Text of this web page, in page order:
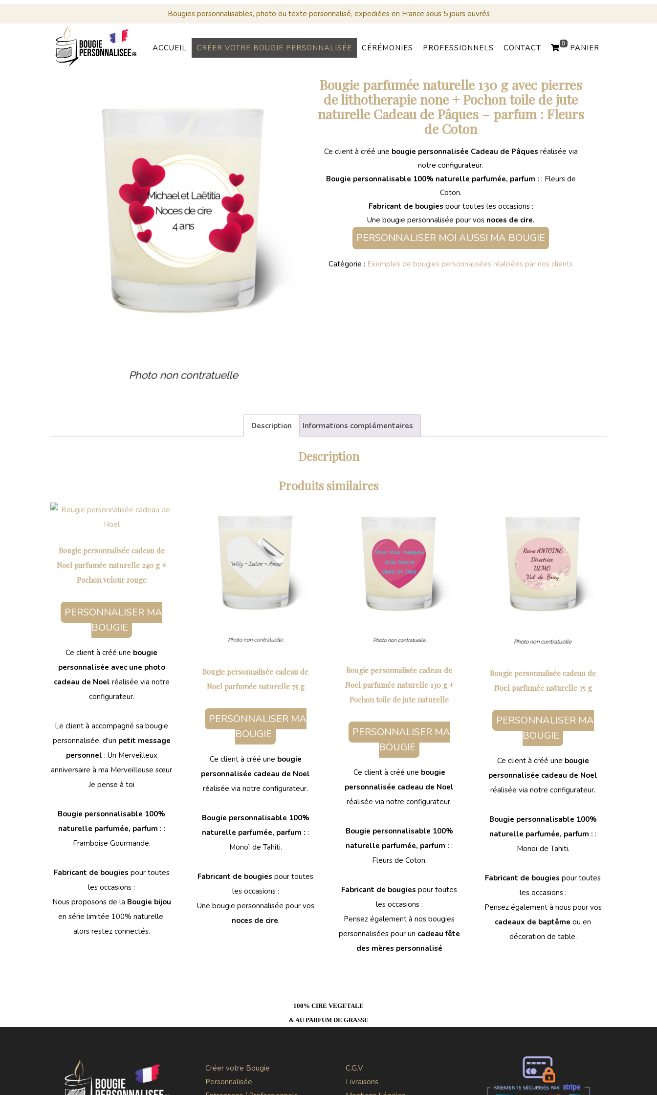
Bougies personnalisables, photo ou texte personnalisé, expediées en France sous 5 jours ouvrés
ACCUEIL CRÉER VOTRE BOUGIE PERSONNALISÉE CÉRÉMONIES
BOUGIES MARIAGE
PERSONNALISÉES
PROFESSIONNELS CONTACT 0 PANIER
Panier
Votre panier est vide.
Bougie parfumée naturelle 130 g avec pierres
de lithotherapie none + Pochon toile de jute
naturelle Cadeau de Pâques – parfum : Fleurs
de Coton
Ce client à créé une bougie personnalisée Cadeau de Pâques réalisée via
notre configurateur.
Bougie personnalisable 100% naturelle parfumée, parfum : : Fleurs de
Coton.
Fabricant de bougies pour toutes les occasions :
Une bougie personnalisée pour vos noces de cire.
PERSONNALISER MOI AUSSI MA BOUGIE
Catégorie : Exemples de bougies personnalisées réalisées par nos clients
Description Informations complémentaires
Description
Produits similaires
Bougie personnalisée cadeau de
Noel parfumée naturelle 240 g +
Pochon velour rouge
PERSONNALISER MA
BOUGIE
Ce client à créé une bougie
personnalisée avec une photo
cadeau de Noel réalisée via notre
configurateur.
Le client à accompagné sa bougie
personnalisée, d'un petit message
personnel : Un Merveilleux
anniversaire à ma Merveilleuse sœur
Je pense à toi
Bougie personnalisable 100%
naturelle parfumée, parfum : :
Framboise Gourmande.
Fabricant de bougies pour toutes
les occasions :
Nous proposons de la Bougie bijou
en série limitée 100% naturelle,
alors restez connectés.
Bougie personnalisée cadeau de
Noel parfumée naturelle 75 g
PERSONNALISER MA
BOUGIE
Ce client à créé une bougie
personnalisée cadeau de Noel
réalisée via notre configurateur.
Bougie personnalisable 100%
naturelle parfumée, parfum ::
Monoï de Tahiti.
Fabricant de bougies pour toutes
les occasions :
Une bougie personnalisée pour vos
noces de cire.
Bougie personnalisée cadeau de
Noel parfumée naturelle 130 g +
Pochon toile de jute naturelle
PERSONNALISER MA
BOUGIE
Ce client à créé une bougie
personnalisée cadeau de Noel
réalisée via notre configurateur.
Bougie personnalisable 100%
naturelle parfumée, parfum ::
Fleurs de Coton.
Fabricant de bougies pour toutes
les occasions :
Pensez également à nos bougies
personnalisées pour un cadeau fête
des mères personnalisé
Bougie personnalisée cadeau de
Noel parfumée naturelle 75 g
PERSONNALISER MA
BOUGIE
Ce client à créé une bougie
personnalisée cadeau de Noel
réalisée via notre configurateur.
Bougie personnalisable 100%
naturelle parfumée, parfum ::
Monoï de Tahiti.
Fabricant de bougies pour toutes
les occasions :
Pensez également à nous pour vos
cadeaux de baptême ou en
décoration de table.
100% CIRE VEGETALE
& AU PARFUM DE GRASSE
Créer votre Bougie
Personnalisée
C.G.V
Livraisons